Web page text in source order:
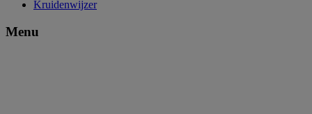
Kruidenwijzer
Menu